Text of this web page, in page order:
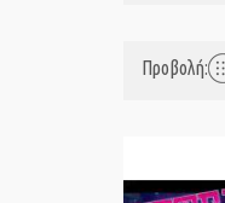
Προβολή: